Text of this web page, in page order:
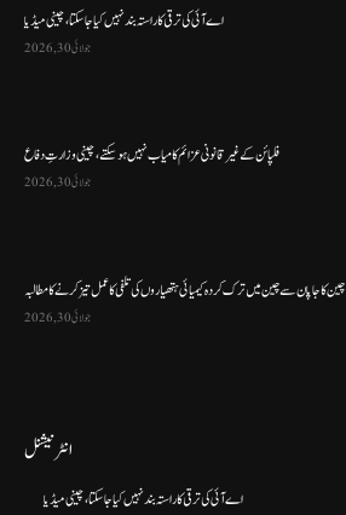
اے آئی کی ترقی کا راستہ بند نہیں کیا جا سکتا، چینی میڈیا
جولائی 30, 2026
فلپائن کے غیر قانونی عزائم کامیاب نہیں ہو سکتے ، چینی وزارتِ دفاع
جولائی 30, 2026
چین کا جاپان سے چین میں ترک کردہ کیمیائی ہتھیاروں کی تلفی کا عمل تیز کرنے کا مطالبہ
جولائی 30, 2026
انٹرنیشنل
اے آئی کی ترقی کا راستہ بند نہیں کیا جا سکتا، چینی میڈیا